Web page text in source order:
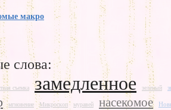
макро
слова:
съемка замедленное зеленый
мгновение Микроскоп муравей насекомое